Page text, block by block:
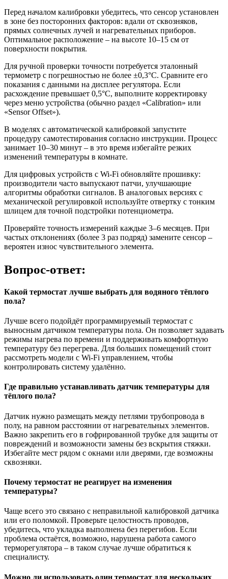
Перед началом калибровки убедитесь, что сенсор установлен
в зоне без посторонних факторов: вдали от сквозняков,
прямых солнечных лучей и нагревательных приборов.
Оптимальное расположение – на высоте 10–15 см от
поверхности покрытия.
Для ручной проверки точности потребуется эталонный
термометр с погрешностью не более ±0,3°C. Сравните его
показания с данными на дисплее регулятора. Если
расхождение превышает 0,5°C, выполните корректировку
через меню устройства (обычно раздел «Calibration» или
«Sensor Offset»).
В моделях с автоматической калибровкой запустите
процедуру самотестирования согласно инструкции. Процесс
занимает 10–30 минут – в это время избегайте резких
изменений температуры в комнате.
Для цифровых устройств с Wi-Fi обновляйте прошивку:
производители часто выпускают патчи, улучшающие
алгоритмы обработки сигналов. В аналоговых версиях с
механической регулировкой используйте отвертку с тонким
шлицем для точной подстройки потенциометра.
Проверяйте точность измерений каждые 3–6 месяцев. При
частых отклонениях (более 3 раз подряд) замените сенсор –
вероятен износ чувствительного элемента.
Вопрос-ответ:
Какой термостат лучше выбрать для водяного тёплого
пола?
Лучше всего подойдёт программируемый термостат с
выносным датчиком температуры пола. Он позволяет задавать
режимы нагрева по времени и поддерживать комфортную
температуру без перегрева. Для больших помещений стоит
рассмотреть модели с Wi-Fi управлением, чтобы
контролировать систему удалённо.
Где правильно устанавливать датчик температуры для
тёплого пола?
Датчик нужно размещать между петлями трубопровода в
полу, на равном расстоянии от нагревательных элементов.
Важно закрепить его в гофрированной трубке для защиты от
повреждений и возможности замены без вскрытия стяжки.
Избегайте мест рядом с окнами или дверями, где возможны
сквозняки.
Почему термостат не реагирует на изменения
температуры?
Чаще всего это связано с неправильной калибровкой датчика
или его поломкой. Проверьте целостность проводов,
убедитесь, что укладка выполнена без перегибов. Если
проблема остаётся, возможно, нарушена работа самого
терморегулятора – в таком случае лучше обратиться к
специалисту.
Можно ли использовать один термостат для нескольких